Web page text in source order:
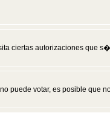
ciertas autorizaciones que
puede votar, es posible que